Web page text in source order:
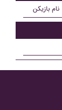
نام بازیکن